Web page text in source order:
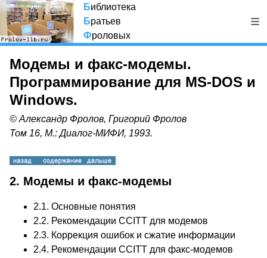
Библиотека
Братьев
Фроловых
Модемы и факс-модемы.
Программирование для MS-DOS и
Windows.
© Александр Фролов, Григорий Фролов
Том 16, М.: Диалог-МИФИ, 1993.
2. Модемы и факс-модемы
2.1. Основные понятия
2.2. Рекомендации CCITT для модемов
2.3. Коррекция ошибок и сжатие информации
2.4. Рекомендации CCITT для факс-модемов